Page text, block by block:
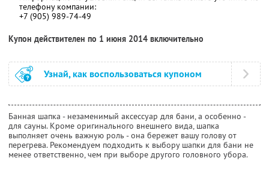
телефону компании:
+7 (905) 989-74-49
Купон действителен по 1 июня 2014 включительно
Узнай, как воспользоваться купоном
Банная шапка - незаменимый аксессуар для бани, а особенно -
для сауны. Кроме оригинального внешнего вида, шапка
выполняет очень важную роль - она бережет вашу голову от
перегрева. Рекомендуем подходить к выбору шапки для бани не
менее ответственно, чем при выборе другого головного убора.